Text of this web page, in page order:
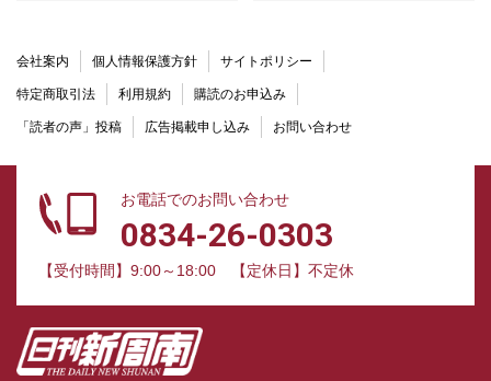
会社案内 個人情報保護方針 サイトポリシー
特定商取引法 利用規約 購読のお申込み
「読者の声」投稿 広告掲載申し込み お問い合わせ
お電話でのお問い合わせ
0834-26-0303
【受付時間】9:00～18:00 【定休日】不定休